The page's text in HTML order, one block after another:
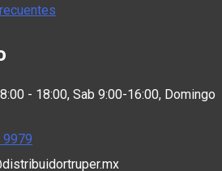
- 18:00, Sab 9:00-16:00, Domingo
9979